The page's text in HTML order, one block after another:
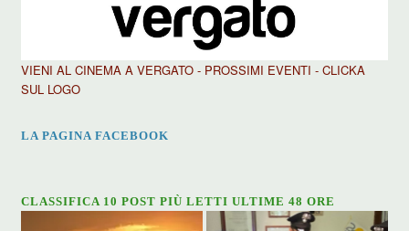
VIENI AL CINEMA A VERGATO - PROSSIMI EVENTI - CLICKA
SUL LOGO
LA PAGINA FACEBOOK
CLASSIFICA 10 POST PIÙ LETTI ULTIME 48 ORE